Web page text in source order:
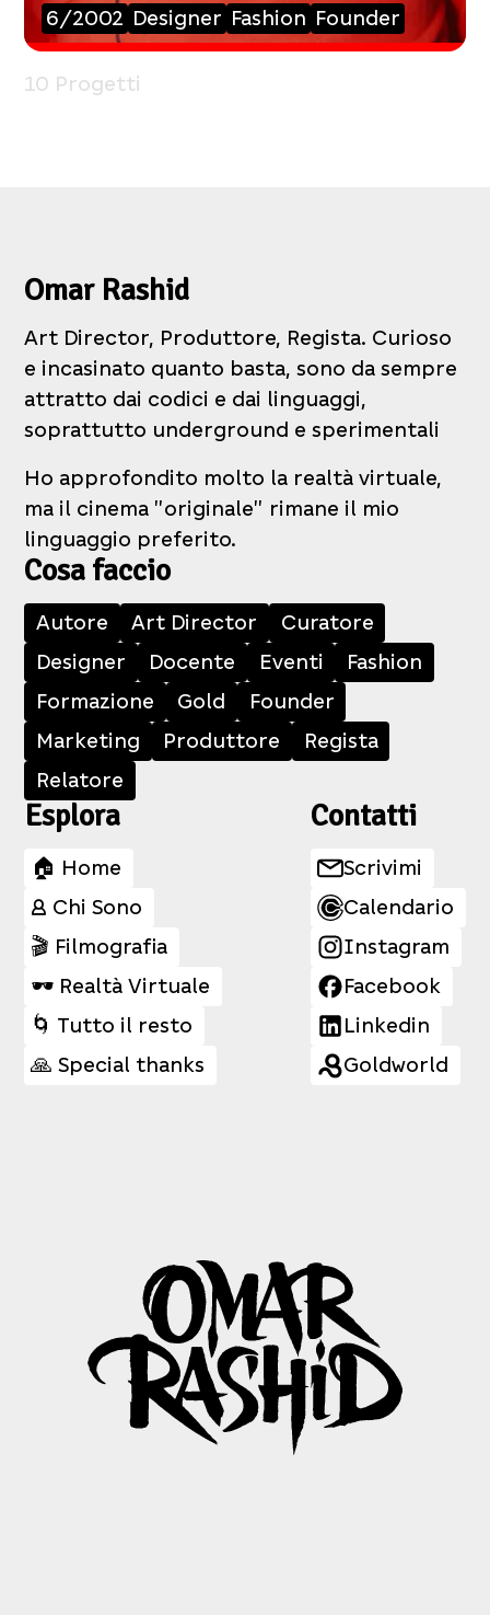
6/2002 Designer Fashion Founder
10 Progetti
Omar Rashid
Art Director, Produttore, Regista. Curioso
e incasinato quanto basta, sono da sempre
attratto dai codici e dai linguaggi,
soprattutto underground e sperimentali
Ho approfondito molto la realtà virtuale,
ma il cinema "originale" rimane il mio
linguaggio preferito.
Cosa faccio
Autore Art Director
Curatore
Designer
Docente Eventi
Fashion
Formazione
Gold
Founder
Marketing
Produttore
Regista
Relatore
Esplora
🏠 Home
👤 Chi Sono
🎬 Filmografia
🕶️ Realtà Virtuale
🌀 Tutto il resto
🙏 Special thanks
Contatti
Scrivimi
Calendario
Instagram
Facebook
Linkedin
Goldworld